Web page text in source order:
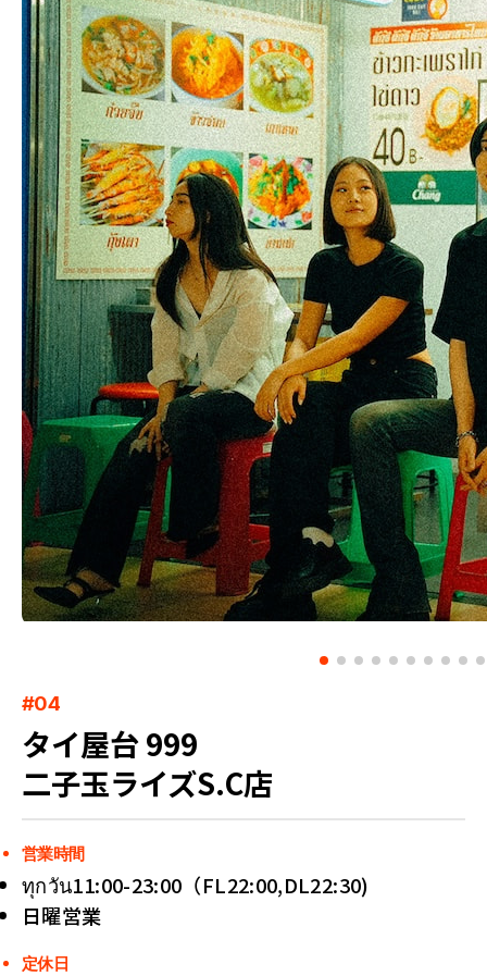
#04
タイ屋台 999
二子玉ライズS.C店
営業時間
ทุกวัน11:00-23:00（FL22:00,DL22:30)
日曜営業
定休日